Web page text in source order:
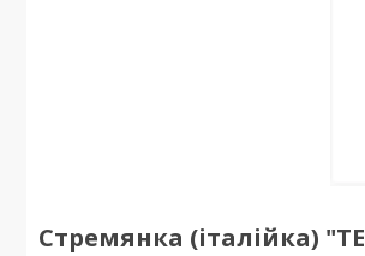
Стремянка (італійка)